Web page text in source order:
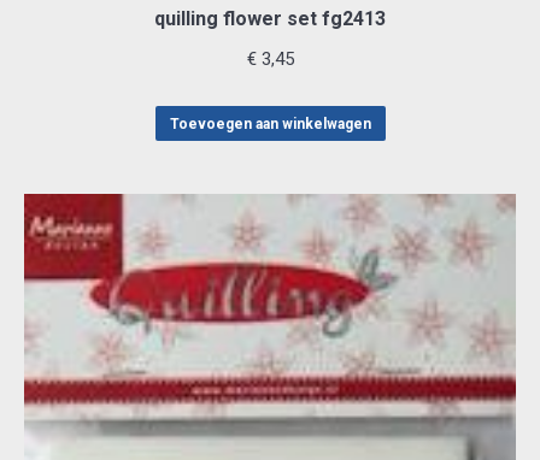
quilling flower set fg2413
€3,45
Toevoegen aan winkelwagen